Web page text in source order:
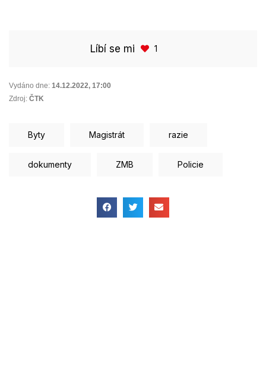
Líbí se mi 1
Vydáno dne: 14.12.2022, 17:00
Zdroj: ČTK
Byty Magistrát razie
dokumenty ZMB Policie